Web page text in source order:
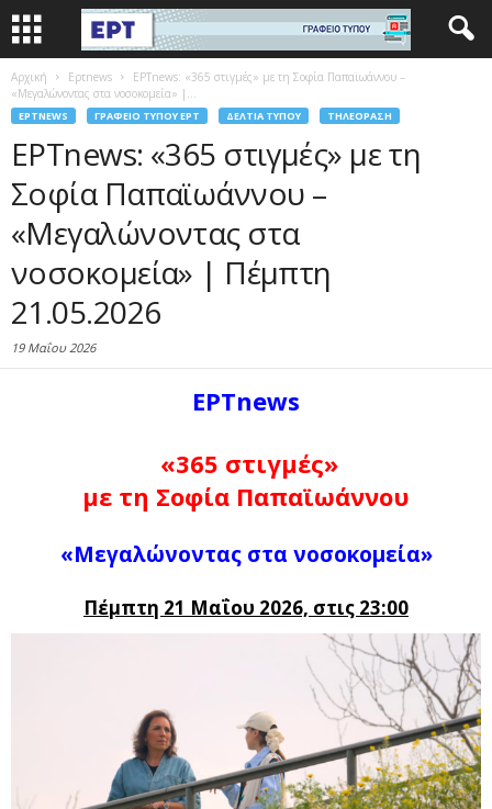
Αρχική Eρτnews
ΕΡΤnews: «365 στιγμές» με τη Σοφία Παπαϊωάννου –
«Μεγαλώνοντας στα νοσοκομεία» |...
EΡΤNEWS ΓΡΑΦΕΊΟ ΤΎΠΟΥ ΕΡΤ ΔΕΛΤΊΑ ΤΎΠΟΥ ΤΗΛΕΌΡΑΣΗ
ΕΡΤnews: «365 στιγμές» με τη
Σοφία Παπαϊωάννου –
«Μεγαλώνοντας στα
νοσοκομεία» | Πέμπτη
21.05.2026
19 Μαΐου 2026
ΕΡΤnews
«365 στιγμές»
με τη Σοφία Παπαϊωάννου
«Μεγαλώνοντας στα νοσοκομεία»
Πέμπτη 21 Μαΐου 2026, στις 23:00